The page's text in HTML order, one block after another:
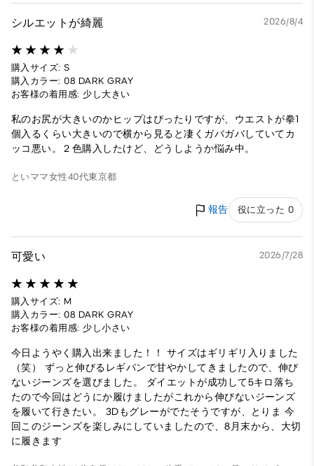
シルエットが綺麗 2026/8/4
購入サイズ: S
購入カラー: 08 DARK GRAY
お客様の着用感: 少し大きい
私のお尻が大きいのかヒップはぴったりですが、ウエストが拳1
個入るくらい大きいので横から見ると凄くガバガバしていてカ
ッコ悪い。２色購入したけど、どうしようか悩み中。
といママ女性40代東京都
報告 役に立った 0
可愛い 2026/7/28
購入サイズ: M
購入カラー: 08 DARK GRAY
お客様の着用感: 少し小さい
今日ようやく購入出来ました！！ サイズはギリギリ入りました
（笑） ずっと伸びるレギパンで甘やかしてきましたので、伸び
ないジーンズを選びました。 ダイエットが成功して5キロ落ち
たので今回はどうにか履けましたがこれから伸びないジーンズ
を履いて行きたい。 3Dもグレーがでたそうですが、とりま 今
回このジーンズを楽しみにしていましたので、8月末から、大切
に履きます